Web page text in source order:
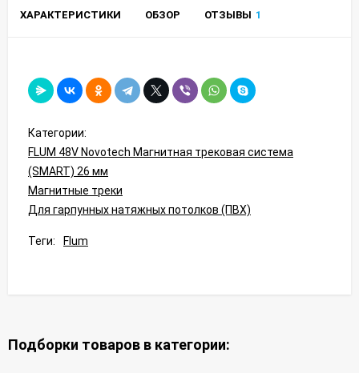
ХАРАКТЕРИСТИКИ ОБЗОР ОТЗЫВЫ 1
Категории:
FLUM 48V Novotech Магнитная трековая система
(SMART) 26 мм
Магнитные треки
Для гарпунных натяжных потолков (ПВХ)
Теги: Flum
Подборки товаров в категории: